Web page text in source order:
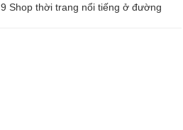
9 Shop thời trang nổi tiếng ở đường